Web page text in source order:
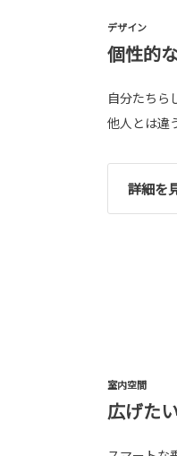
デザイン
個性的
自分たちら
他人とは違
詳細を
室内空間
広げた